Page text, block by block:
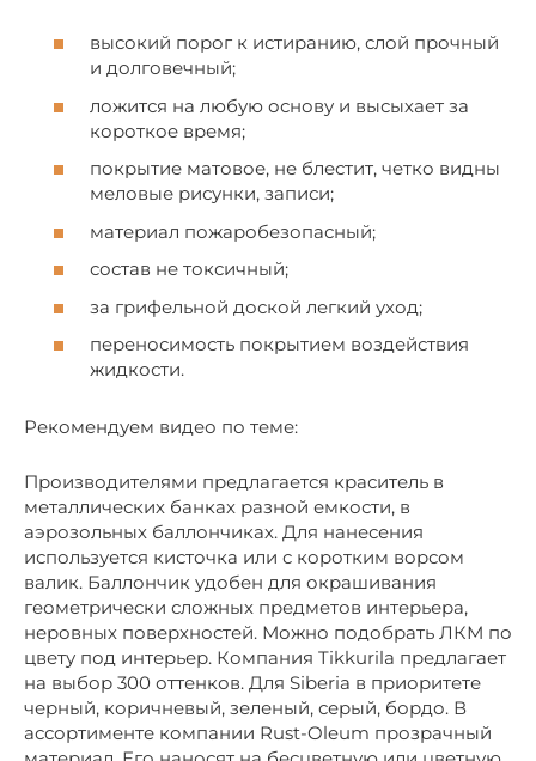
высокий порог к истиранию, слой прочный
и долговечный;
ложится на любую основу и высыхает за
короткое время;
покрытие матовое, не блестит, четко видны
меловые рисунки, записи;
материал пожаробезопасный;
состав не токсичный;
за грифельной доской легкий уход;
переносимость покрытием воздействия
жидкости.
Рекомендуем видео по теме:
Производителями предлагается краситель в
металлических банках разной емкости, в
аэрозольных баллончиках. Для нанесения
используется кисточка или с коротким ворсом
валик. Баллончик удобен для окрашивания
геометрически сложных предметов интерьера,
неровных поверхностей. Можно подобрать ЛКМ по
цвету под интерьер. Компания Tikkurila предлагает
на выбор 300 оттенков. Для Siberia в приоритете
черный, коричневый, зеленый, серый, бордо. В
ассортименте компании Rust-Oleum прозрачный